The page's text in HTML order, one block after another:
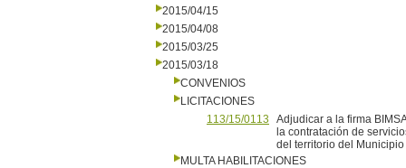
2015/04/15
2015/04/08
2015/03/25
2015/03/18
CONVENIOS
LICITACIONES
113/15/0113
Adjudicar a la firma
la contratación de
del territorio del
MULTA HABILITACIONES